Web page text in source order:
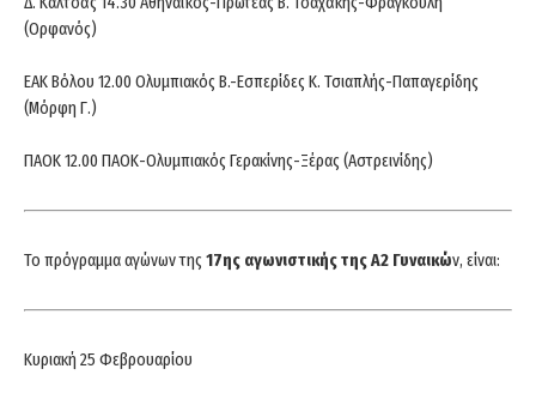
(Ορφανός)
ΕΑΚ Βόλου 12.00 Ολυμπιακός Β.-Εσπερίδες Κ. Τσιαπλής-Παπαγερίδης
(Μόρφη Γ.)
ΠΑΟΚ 12.00 ΠΑΟΚ-Ολυμπιακός Γερακίνης-Ξέρας (Αστρεινίδης)
Το πρόγραμμα αγώνων της 17ης αγωνιστικής της Α2 Γυναικών, είναι:
Κυριακή 25 Φεβρουαρίου